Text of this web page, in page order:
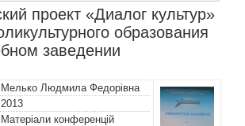
проект «Диалог культур»
образования
заведении
Мелько Людмила Федорівна
2013
Матеріали конференцій